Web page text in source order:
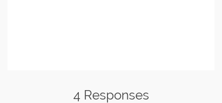
4 Responses